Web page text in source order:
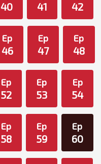
40 41 42
Ep
46
Ep
47
Ep
48
Ep
52
Ep
53
Ep
54
Ep
58
Ep
59
Ep
60